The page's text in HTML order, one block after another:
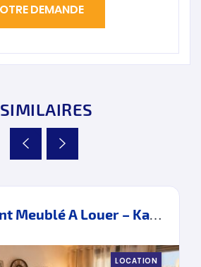
SIMILAIRES
Appartement Meublé A Louer – Kawacim – Tanger
LOCATION